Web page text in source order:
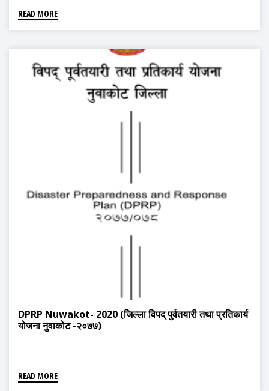
READ MORE
DPRP Nuwakot- 2020 (जिल्ला विपद् पुर्वतयारी तथा प्रतिकार्य
योजना नुवाकोट -२०७७)
READ MORE